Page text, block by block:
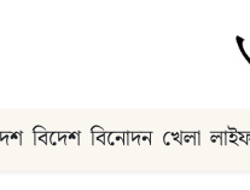
বিদেশ বিনোদন খেলা